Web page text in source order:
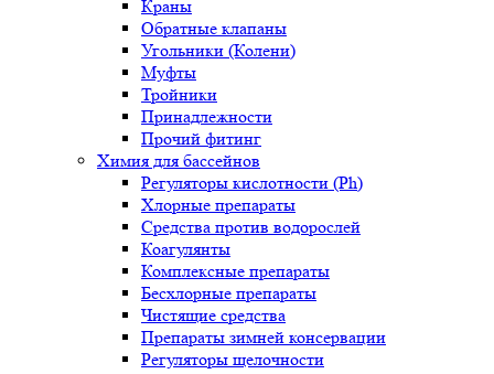
Краны
Обратные клапаны
Угольники (Колени)
Муфты
Тройники
Принадлежности
Прочий фитинг
Химия для бассейнов
Регуляторы кислотности (Ph)
Хлорные препараты
Средства против водорослей
Коагулянты
Комплексные препараты
Бесхлорные препараты
Чистящие средства
Препараты зимней консервации
Регуляторы щелочности